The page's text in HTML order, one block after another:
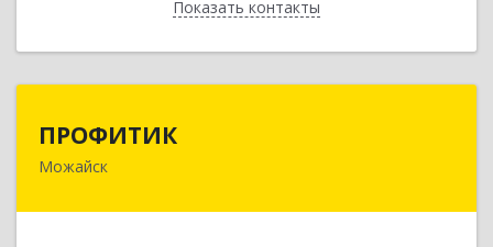
Показать контакты
Назад
ПРОФИТИК
Можайск143200, Московская обл, Можайский р-н,